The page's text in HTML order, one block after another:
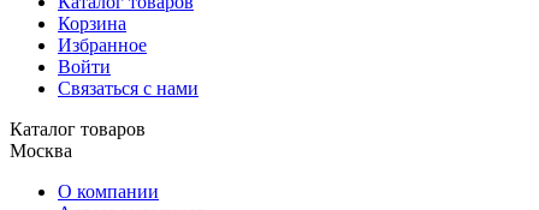
Корзина
Избранное
Войти
Связаться с нами
Каталог товаров
Москва
О компании